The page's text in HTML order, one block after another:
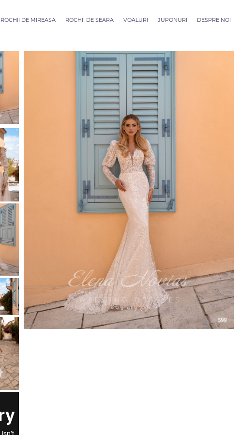
ROCHII DE MIREASA
Seville
Thessaloniki
Melody
Dubai Couture
Rome
ROCHII DE SEARA
VOALURI
Voaluri Thessaloniki
Voaluri Athens
Voaluri Dubai Couture
Voaluri Rome
JUPONURI DESPRE NOI